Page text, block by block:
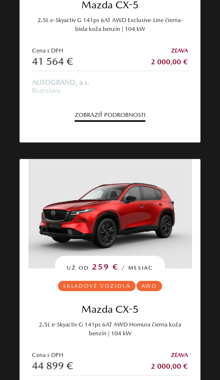
Mazda CX-5
2.5L e-Skyactiv G 141ps 6AT AWD Exclusive-Line čierna-
biela koža benzín | 104 kW
Cena s DPH
41 564 €
ZĽAVA
2 000,00 €
AUTOGRAND, a.s.
Bratislava
ZOBRAZIŤ PODROBNOSTI
UŽ OD 259 € / MESIAC
SKLADOVÉ VOZIDLÁ AWD
Mazda CX-5
2.5L e-Skyactiv G 141ps 6AT AWD Homura čierna koža
benzín | 104 kW
Cena s DPH
44 899 €
ZĽAVA
2 000,00 €